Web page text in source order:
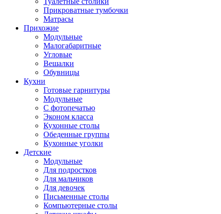
Прикроватные тумбочки
Матрасы
Прихожие
Модульные
Малогабаритные
Угловые
Вешалки
Обувницы
Кухни
Готовые гарнитуры
Модульные
С фотопечатью
Эконом класса
Кухонные столы
Обеденные группы
Кухонные уголки
Детские
Модульные
Для подростков
Для мальчиков
Для девочек
Письменные столы
Компьютерные столы